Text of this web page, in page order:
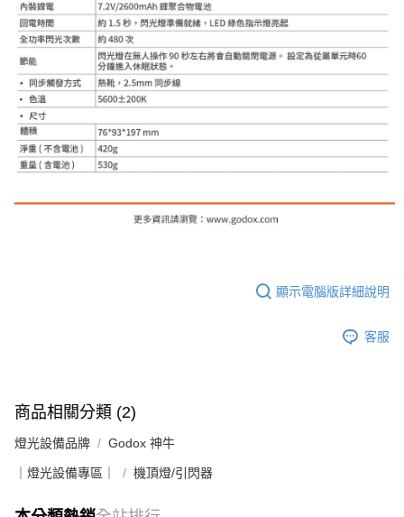
顯示電腦版詳細說明
客服
商品相關分類 (2)
燈光設備品牌 Godox 神牛
｜燈光設備專區｜ 機頂燈/引閃器